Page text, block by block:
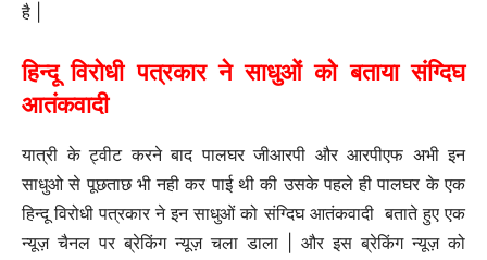
है |
हिन्दू विरोधी पत्रकार ने साधुओं को बताया संग्दिघ
आतंकवादी
यात्री के ट्वीट करने बाद पालघर जीआरपी और आरपीएफ अभी इन
साधुओ से पूछताछ भी नही कर पाई थी की उसके पहले ही पालघर के एक
हिन्दू विरोधी पत्रकार ने इन साधुओं को संग्दिघ आतंकवादी बताते हुए एक
न्यूज़ चैनल पर ब्रेकिंग न्यूज़ चला डाला | और इस ब्रेकिंग न्यूज़ को